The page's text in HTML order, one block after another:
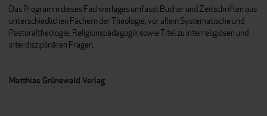
Das Programm dieses Fachverlages umfasst Bücher und Zeitschriften aus
unterschiedlichen Fächern der Theologie, vor allem Systematische und
Pastoraltheologie, Religionspädagogik sowie Titel zu interreligiösen und
interdisziplinären Fragen.
Matthias Grünewald Verlag